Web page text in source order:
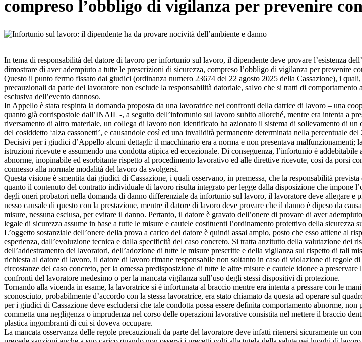
compreso l’obbligo di vigilanza per prevenire
In tema di responsabilità del datore di lavoro per infortunio sul lavoro, il dipendente deve provare l’esistenza
dimostrare di aver adempiuto a tutte le prescrizioni di sicurezza, compreso l’obbligo di vigilanza per prevenire
Questo il punto fermo fissato dai giudici (ordinanza numero 23674 del 22 agosto 2025 della Cassazione), i
precauzionali da parte del lavoratore non esclude la responsabilità datoriale, salvo che si tratti di
esclusiva dell’evento dannoso.
In Appello è stata respinta la domanda proposta da una lavoratrice nei confronti della datrice di lavoro – una
quanto già corrispostole dall’INAIL -, a seguito dell’infortunio sul lavoro subito allorché, mentre era intenta a
riversamento di altro materiale, un collega di lavoro non identificato ha azionato il sistema di sollevamento di
del cosiddetto ‘alza cassonetti’, e causandole così ed una invalidità permanente determinata nella percentuale del
Decisivi per i giudici d’Appello alcuni dettagli: il macchinario era a norma e non presentava malfunzionamenti;
istruzioni ricevute e assumendo una condotta atipica ed eccezionale. Di conseguenza, l’infortunio è
abnorme, inopinabile ed esorbitante rispetto al procedimento lavorativo ed alle direttive ricevute, così da porsi
connesso alla normale modalità del lavoro da svolgersi.
Questa visione è smentita dai giudici di Cassazione, i quali osservano, in premessa, che la responsabilità
quanto il contenuto del contratto individuale di lavoro risulta integrato per legge dalla disposizione che impone
degli oneri probatori nella domanda di danno differenziale da infortunio sul lavoro, il lavoratore deve allegare e
nesso causale di questo con la prestazione, mentre il datore di lavoro deve provare che il danno è dipeso da
misure, nessuna esclusa, per evitare il danno. Pertanto, il datore è gravato dell’onere di provare di aver
legale di sicurezza assume in base a tutte le misure e cautele costituenti l’ordinamento protettivo della sicurezza
L’oggetto sostanziale dell’onere della prova a carico del datore è quindi assai ampio, posto che esso attiene al
esperienza, dall’evoluzione tecnica e dalla specificità del caso concreto. Si tratta anzitutto della valutazione dei
dell’addestramento dei lavoratori, dell’adozione di tutte le misure prescritte e della vigilanza sul rispetto di tali
richiesta al datore di lavoro, il datore di lavoro rimane responsabile non soltanto in caso di violazione di regole
circostanze del caso concreto, per la omessa predisposizione di tutte le altre misure e cautele idonee a
confronti del lavoratore medesimo o per la mancata vigilanza sull’uso degli stessi dispositivi di protezione.
Tornando alla vicenda in esame, la lavoratrice si è infortunata al braccio mentre era intenta a pressare con le
sconosciuto, probabilmente d’accordo con la stessa lavoratrice, era stato chiamato da questa ad operare sul
per i giudici di Cassazione deve escludersi che tale condotta possa essere definita comportamento abnorme,
commetta una negligenza o imprudenza nel corso delle operazioni lavorative consistita nel mettere il braccio
plastica ingombranti di cui si doveva occupare.
La mancata osservanza delle regole precauzionali da parte del lavoratore deve infatti ritenersi sicuramente un